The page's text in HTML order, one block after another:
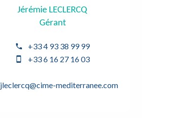
Jérémie LECLERCQ
Gérant
+33 4 93 38 99 99
+33 6 16 27 16 03
jleclercq@cime-mediterranee.com